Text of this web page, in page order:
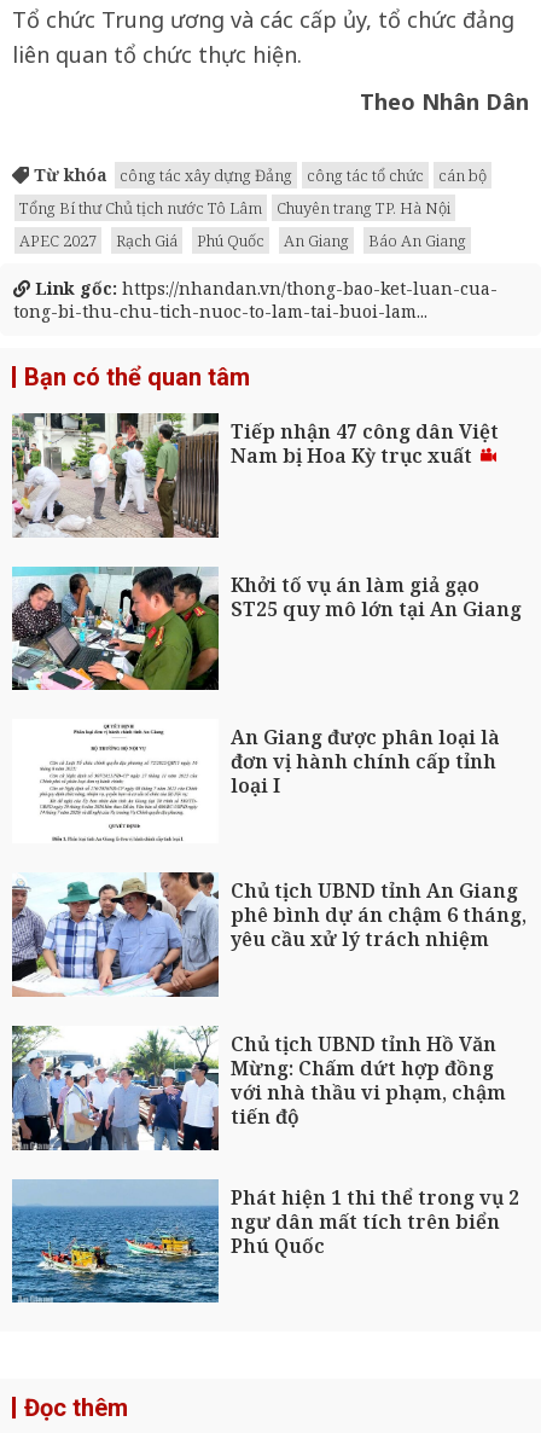
Tổ chức Trung ương và các cấp ủy, tổ chức đảng
liên quan tổ chức thực hiện.
Theo Nhân Dân
Từ khóa công tác xây dựng Đảng công tác tổ chức
cán bộ
Tổng Bí thư Chủ tịch nước Tô Lâm
Chuyên trang TP. Hà Nội
APEC 2027
Rạch Giá Phú Quốc An Giang Báo An Giang
Link gốc: https://nhandan.vn/thong-bao-ket-luan-cua-
tong-bi-thu-chu-tich-nuoc-to-lam-tai-buoi-lam...
Bạn có thể quan tâm
Tiếp nhận 47 công dân Việt
Nam bị Hoa Kỳ trục xuất
Khởi tố vụ án làm giả gạo
ST25 quy mô lớn tại An Giang
An Giang được phân loại là
đơn vị hành chính cấp tỉnh
loại I
Chủ tịch UBND tỉnh An Giang
phê bình dự án chậm 6 tháng,
yêu cầu xử lý trách nhiệm
Chủ tịch UBND tỉnh Hồ Văn
Mừng: Chấm dứt hợp đồng
với nhà thầu vi phạm, chậm
tiến độ
Phát hiện 1 thi thể trong vụ 2
ngư dân mất tích trên biển
Phú Quốc
Đọc thêm